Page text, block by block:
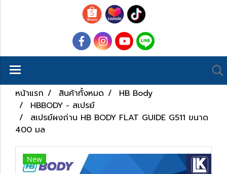
หน้าแรก สินค้าทั้งหมด
HB Body
HBBODY - สเปรย์
สเปรย์ผงถ่าน HB BODY FLAT GUIDE G511 ขนาด
400 มล
New